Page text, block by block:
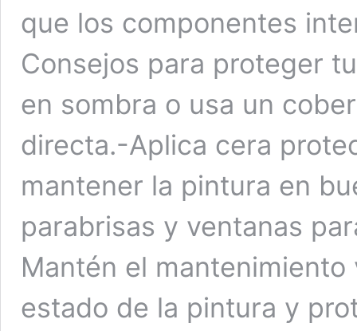
que los componentes
Consejos para proteger
en sombra o usa un
directa.-Aplica cera
mantener la pintura en
parabrisas y ventanas
Mantén el
estado de la pintura y